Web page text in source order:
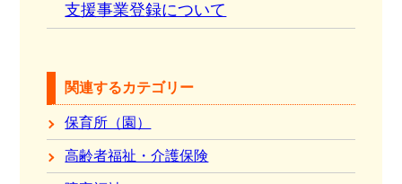
支援事業登録について
関連するカテゴリー
保育所（園）
高齢者福祉・介護保険